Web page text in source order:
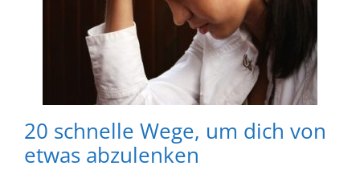
20 schnelle Wege, um dich von
etwas abzulenken